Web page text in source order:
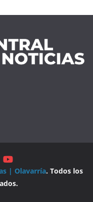
| Olavarría. Todos los